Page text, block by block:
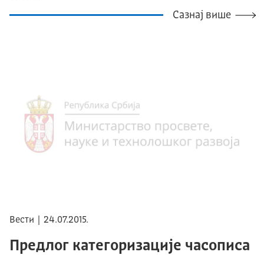
Сазнај више
Вести | 24.07.2015.
Предлог категоризације часописа